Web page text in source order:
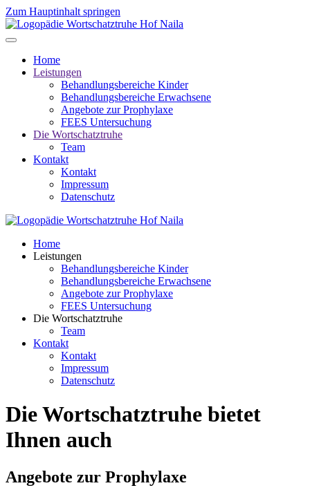
Zum Hauptinhalt springen
Home
Leistungen
Behandlungsbereiche Kinder
Behandlungsbereiche Erwachsene
Angebote zur Prophylaxe
FEES Untersuchung
Die Wortschatztruhe
Team
Kontakt
Kontakt
Impressum
Datenschutz
Home
Leistungen
Behandlungsbereiche Kinder
Behandlungsbereiche Erwachsene
Angebote zur Prophylaxe
FEES Untersuchung
Die Wortschatztruhe
Team
Kontakt
Kontakt
Impressum
Datenschutz
Die Wortschatztruhe bietet
Ihnen auch
Angebote zur Prophylaxe